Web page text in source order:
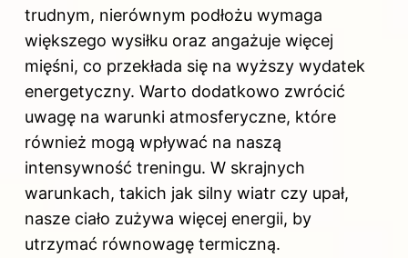
trudnym, nierównym podłożu wymaga
większego wysiłku oraz angażuje więcej
mięśni, co przekłada się na wyższy wydatek
energetyczny. Warto dodatkowo zwrócić
uwagę na warunki atmosferyczne, które
również mogą wpływać na naszą
intensywność treningu. W skrajnych
warunkach, takich jak silny wiatr czy upał,
nasze ciało zużywa więcej energii, by
utrzymać równowagę termiczną.